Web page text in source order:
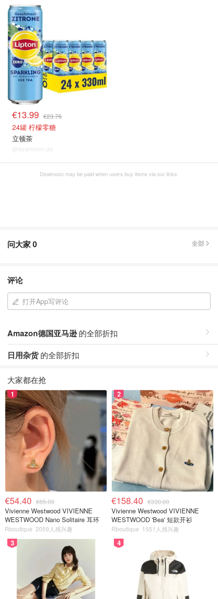
€13.99 €23.76
24罐 柠檬零糖
立顿茶
@dealmoon.de
Dealmoon may be paid when users buy items via our links.
问大家0 全部
评论
打开App写评论
Amazon德国亚马逊的全部折扣
日用杂货的全部折扣
大家都在抢
1
€54.40 €85.00
Vivienne Westwood VIVIENNE
WESTWOOD Nano Solitaire 耳环
Rboutique 2059人感兴趣
2
€158.40 €330.00
Vivienne Westwood VIVIENNE
WESTWOOD 'Bea' 短款开衫
Rboutique 1551人感兴趣
3 4